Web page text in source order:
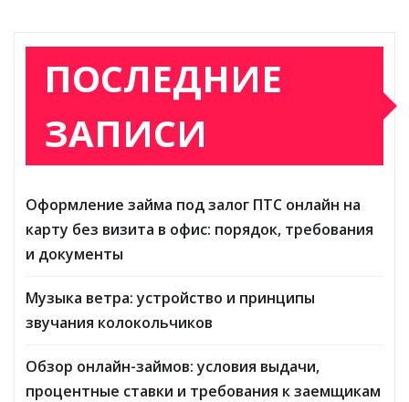
ПОСЛЕДНИЕ
ЗАПИСИ
Оформление займа под залог ПТС онлайн на
карту без визита в офис: порядок, требования
и документы
Музыка ветра: устройство и принципы
звучания колокольчиков
Обзор онлайн-займов: условия выдачи,
процентные ставки и требования к заемщикам